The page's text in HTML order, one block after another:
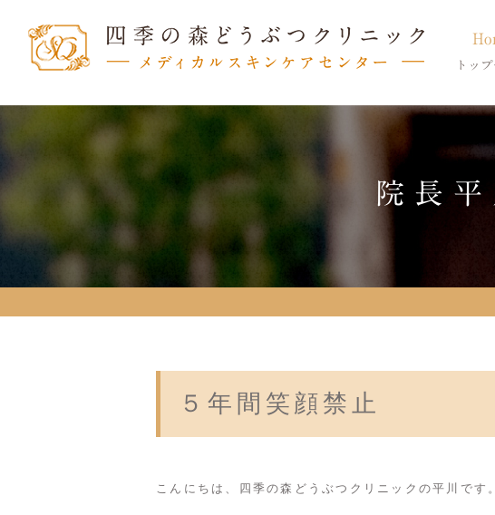
トッ
院長
５年間笑顔禁止
こんにちは、 四季の森どうぶつクリニック の平川です。